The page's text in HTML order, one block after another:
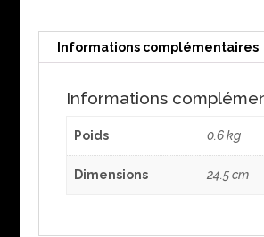
Informations complémentaires
Informations
Poids 0.6 kg
Dimensions 24.5 cm